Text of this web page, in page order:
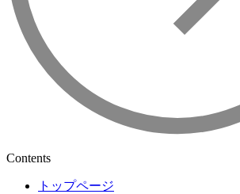
Contents
トップページ